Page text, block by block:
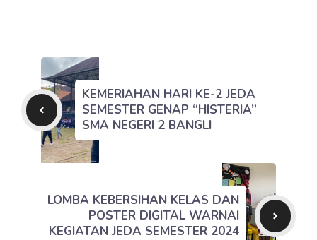
KEMERIAHAN HARI KE-2 JEDA
SEMESTER GENAP “HISTERIA”
SMA NEGERI 2 BANGLI
LOMBA KEBERSIHAN KELAS DAN
POSTER DIGITAL WARNAI
KEGIATAN JEDA SEMESTER 2024